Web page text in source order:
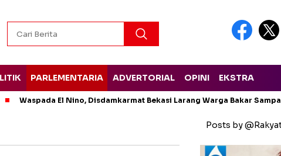
PARLEMENTARIA ADVERTORIAL OPINI EKSTRA
Waspada El Nino, Disdamkarmat Bekasi Larang Warga Bakar
Posts by